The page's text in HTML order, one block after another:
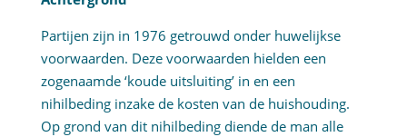
Partijen zijn in 1976 getrouwd onder huwelijkse
voorwaarden. Deze voorwaarden hielden een
zogenaamde ‘koude uitsluiting’ in en een
nihilbeding inzake de kosten van de huishouding.
Op grond van dit nihilbeding diende de man alle